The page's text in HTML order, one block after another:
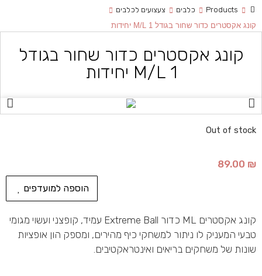
Products כלבים
צעצועים לכלבים
קונג אקסטרים כדור שחור בגודל M/L 1 יחידות
קונג אקסטרים כדור שחור בגודל
M/L 1 יחידות
Out of stock
89.00 ₪
הוספה למועדפים
קונג אקסטרים ML כדור Extreme Ball עמיד, קופצני ועשוי מגומי
טבעי המעניק לו ניתור למשחקי כיף מהירים, ומספק הון אופציות
שונות של משחקים בריאים ואינטראקטיבים.